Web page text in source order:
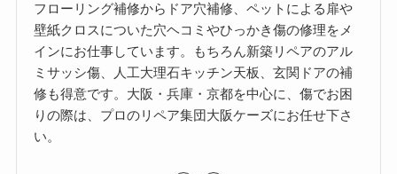
フローリング補修からドア穴補修、ペットによる扉や
壁紙クロスについた穴ヘコミやひっかき傷の修理をメ
インにお仕事しています。もちろん新築リペアのアル
ミサッシ傷、人工大理石キッチン天板、玄関ドアの補
修も得意です。大阪・兵庫・京都を中心に、傷でお困
りの際は、プロのリペア集団大阪ケーズにお任せ下さ
い。